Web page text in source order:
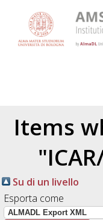
Items
Su di un livello
Esporta come